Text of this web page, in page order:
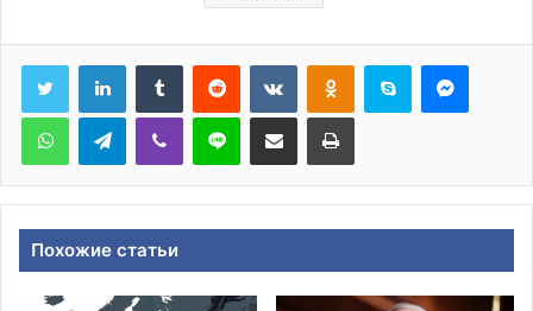
Tumblr Reddit ВконтактеОдноклассники
Skype
WhatsAppTelegramViber Line Поделиться через электронную почту Печатать
Похожие статьи